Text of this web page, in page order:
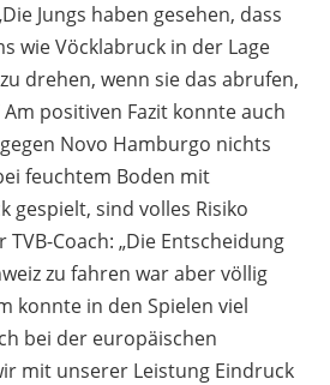
Jungs haben gesehen, dass
wie Vöcklabruck in der Lage
drehen, wenn sie das abrufen,
positiven Fazit konnte auch
Novo Hamburgo nichts
feuchtem Boden mit
gespielt, sind volles Risiko
TVB-Coach: „Die Entscheidung
zu fahren war aber völlig
konnte in den Spielen viel
bei der europäischen
mit unserer Leistung Eindruck